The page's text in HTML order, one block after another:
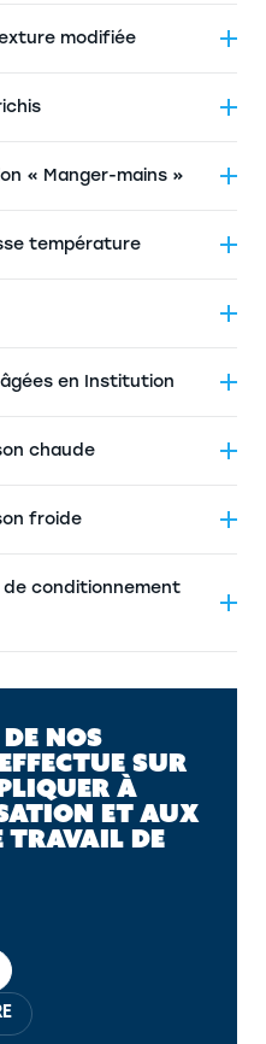
modifiée
« Manger-mains »
température
en Institution
chaude
froide
de conditionnement
NOS
SUR
À
ET AUX
TRAVAIL DE